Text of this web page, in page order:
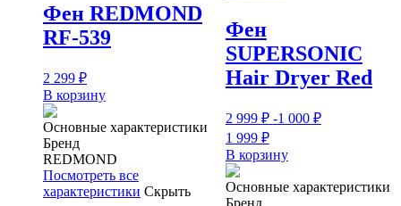
Фен REDMOND
RF-539
2 299 ₽
В корзину
Основные характеристики
Бренд
REDMOND
Посмотреть все
характеристики Скрыть
Фен
SUPERSONIC
Hair Dryer Red
2 999 ₽ -1 000 ₽
1 999 ₽
В корзину
Основные характеристики
Бренд